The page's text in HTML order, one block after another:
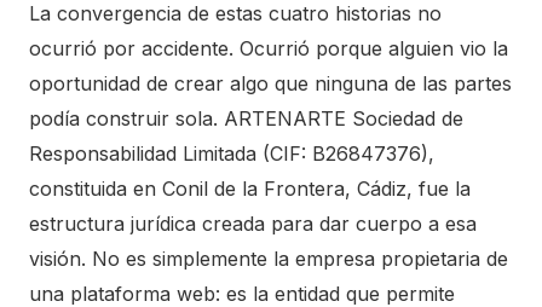
La convergencia de estas cuatro historias no
ocurrió por accidente. Ocurrió porque alguien vio la
oportunidad de crear algo que ninguna de las partes
podía construir sola. ARTENARTE Sociedad de
Responsabilidad Limitada (CIF: B26847376),
constituida en Conil de la Frontera, Cádiz, fue la
estructura jurídica creada para dar cuerpo a esa
visión. No es simplemente la empresa propietaria de
una plataforma web: es la entidad que permite